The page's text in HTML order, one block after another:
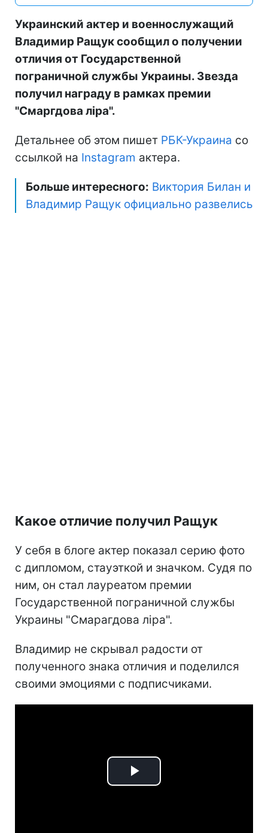
Украинский актер и военнослужащий
Владимир Ращук сообщил о получении
отличия от Государственной
пограничной службы Украины. Звезда
получил награду в рамках премии
"Смаргдова ліра".
Детальнее об этом пишет РБК-Украина со
ссылкой на Instagram актера.
Больше интересного: Виктория Билан и
Владимир Ращук официально развелись
Какое отличие получил Ращук
У себя в блоге актер показал серию фото
с дипломом, стауэткой и значком. Судя по
ним, он стал лауреатом премии
Государственной пограничной службы
Украины "Смарагдова ліра".
Владимир не скрывал радости от
полученного знака отличия и поделился
своими эмоциями с подписчиками.
Play